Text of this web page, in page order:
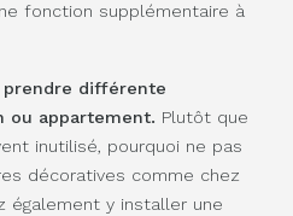
fonction supplémentaire à
prendre différente
ou appartement. Plutôt que
inutilisé, pourquoi ne pas
décoratives comme chez
également y installer une